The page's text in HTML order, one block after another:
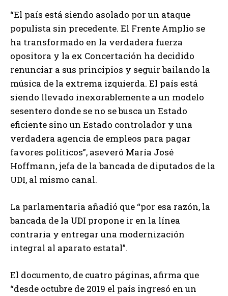
“El país está siendo asolado por un ataque
populista sin precedente. El Frente Amplio se
ha transformado en la verdadera fuerza
opositora y la ex Concertación ha decidido
renunciar a sus principios y seguir bailando la
música de la extrema izquierda. El país está
siendo llevado inexorablemente a un modelo
sesentero donde se no se busca un Estado
eficiente sino un Estado controlador y una
verdadera agencia de empleos para pagar
favores políticos”, aseveró María José
Hoffmann, jefa de la bancada de diputados de la
UDI, al mismo canal.
La parlamentaria añadió que “por esa razón, la
bancada de la UDI propone ir en la línea
contraria y entregar una modernización
integral al aparato estatal”.
El documento, de cuatro páginas, afirma que
“desde octubre de 2019 el país ingresó en un